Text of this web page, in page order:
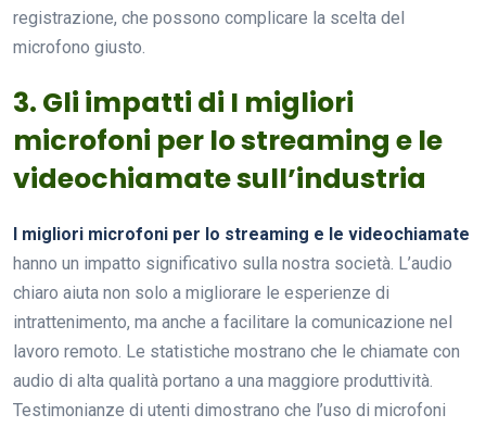
registrazione, che possono complicare la scelta del
microfono giusto.
3. Gli impatti di I migliori
microfoni per lo streaming e le
videochiamate sull’industria
I migliori microfoni per lo streaming e le videochiamate
hanno un impatto significativo sulla nostra società. L’audio
chiaro aiuta non solo a migliorare le esperienze di
intrattenimento, ma anche a facilitare la comunicazione nel
lavoro remoto. Le statistiche mostrano che le chiamate con
audio di alta qualità portano a una maggiore produttività.
Testimonianze di utenti dimostrano che l’uso di microfoni